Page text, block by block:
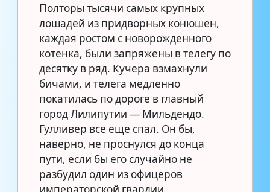
Полторы тысячи самых крупных
лошадей из придворных конюшен,
каждая ростом с новорожденного
котенка, были запряжены в телегу по
десятку в ряд. Кучера взмахнули
бичами, и телега медленно
покатилась по дороге в главный
город Лилипутии — Мильдендо.
Гулливер все еще спал. Он бы,
наверно, не проснулся до конца
пути, если бы его случайно не
разбудил один из офицеров